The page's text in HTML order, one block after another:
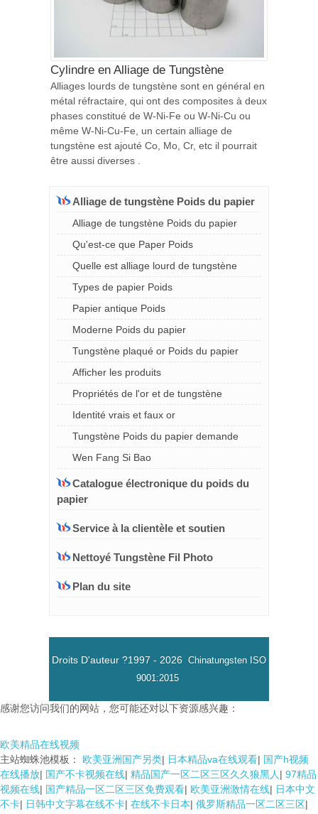
Cylindre en Alliage de Tungstène
Alliages lourds de tungstène sont en général en
métal réfractaire, qui ont des composites à deux
phases constitué de W-Ni-Fe ou W-Ni-Cu ou
même W-Ni-Cu-Fe, un certain alliage de
tungstène est ajouté Co, Mo, Cr, etc il pourrait
être aussi diverses .
Alliage de tungstène Poids du papier
Alliage de tungstène Poids du papier
Qu'est-ce que Paper Poids
Quelle est alliage lourd de tungstène
Types de papier Poids
Papier antique Poids
Moderne Poids du papier
Tungstène plaqué or Poids du papier
Afficher les produits
Propriétés de l'or et de tungstène
Identité vrais et faux or
Tungstène Poids du papier demande
Wen Fang Si Bao
Catalogue électronique du poids du
papier
Service à la clientèle et soutien
Nettoyé Tungstène Fil Photo
Plan du site
Droits D'auteur ?1997 - 2026 Chinatungsten ISO
9001:2015
感谢您访问我们的网站，您可能还对以下资源感兴趣：
欧美精品在线视频
主站蜘蛛池模板： 欧美亚洲国产另类| 日本精品va在线观看| 国产h视频
在线播放| 国产不卡视频在线| 精品国产一区二区三区久久狼黑人| 97精品
视频在线| 国产精品一区二区三区免费观看| 欧美亚洲激情在线| 日本中文
不卡| 日韩中文字幕在线不卡| 在线不卡日本| 俄罗斯精品一区二区三区|